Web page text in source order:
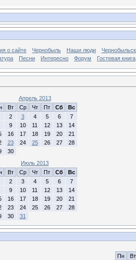
о сайте Чернобыль Наши люди
Песни Интересно Форум Гостевая книга
Апрель 2013
Вт Ср Чт Пт Сб
Вс
2 3 4 5 6
7
9 10 11 12 13
14
16 17 18 19 20
21
23 24 25 26 27
28
30
Июль 2013
Вт Ср Чт Пт Сб
Вс
2 3 4 5 6
7
9 10 11 12 13
14
16 17 18 19 20
21
23 24 25 26 27
28
30 31
Пн
Вт